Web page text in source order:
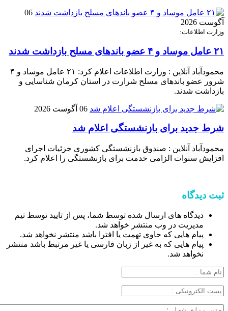
06
آگوست 2026
وزارت اطلاعات:
۲۱ عامل موساد و ۴ عضو باند‌های مسلح بازداشت شدند
محمودآباد آنلاین : وزارت اطلاعات اعلام کرد: ۲۱ عامل موساد و ۴
شرور عضو باند‌های مسلح شرارت در استان کرمان شناسایی و
بازداشت شدند.
06 آگوست 2026
شرط جدید برای بازنشستگی اعلام شد
محمودآباد آنلاین : صندوق بازنشستگی کشوری جزئیات اجرای
افزایش سنوات الزامی خدمت برای بازنشستگی را اعلام کرد.
ثبت دیدگاه
دیدگاه های ارسال شده توسط شما، پس از تایید توسط تیم
مدیریت در وب منتشر خواهد شد.
پیام هایی که حاوی تهمت یا افترا باشد منتشر نخواهد شد.
پیام هایی که به غیر از زبان فارسی یا غیر مرتبط باشد منتشر
نخواهد شد.